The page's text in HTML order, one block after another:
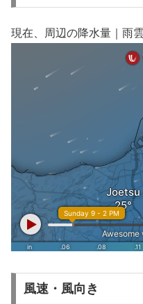
現在、周辺の降水量｜雨
風速・風向き